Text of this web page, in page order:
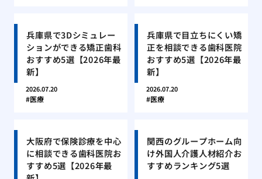
兵庫県で3Dシミュレー
ションができる矯正歯科
おすすめ5選【2026年最
新】
2026.07.20
医療
兵庫県で目立ちにくい矯
正を相談できる歯科医院
おすすめ5選【2026年最
新】
2026.07.20
医療
大阪府で保険診療を中心
に相談できる歯科医院お
すすめ5選【2026年最
関西のグループホーム向
け外国人介護人材紹介お
すすめランキング5選